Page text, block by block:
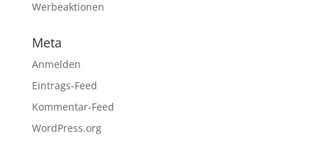
Werbeaktionen
Meta
Anmelden
Eintrags-Feed
Kommentar-Feed
WordPress.org